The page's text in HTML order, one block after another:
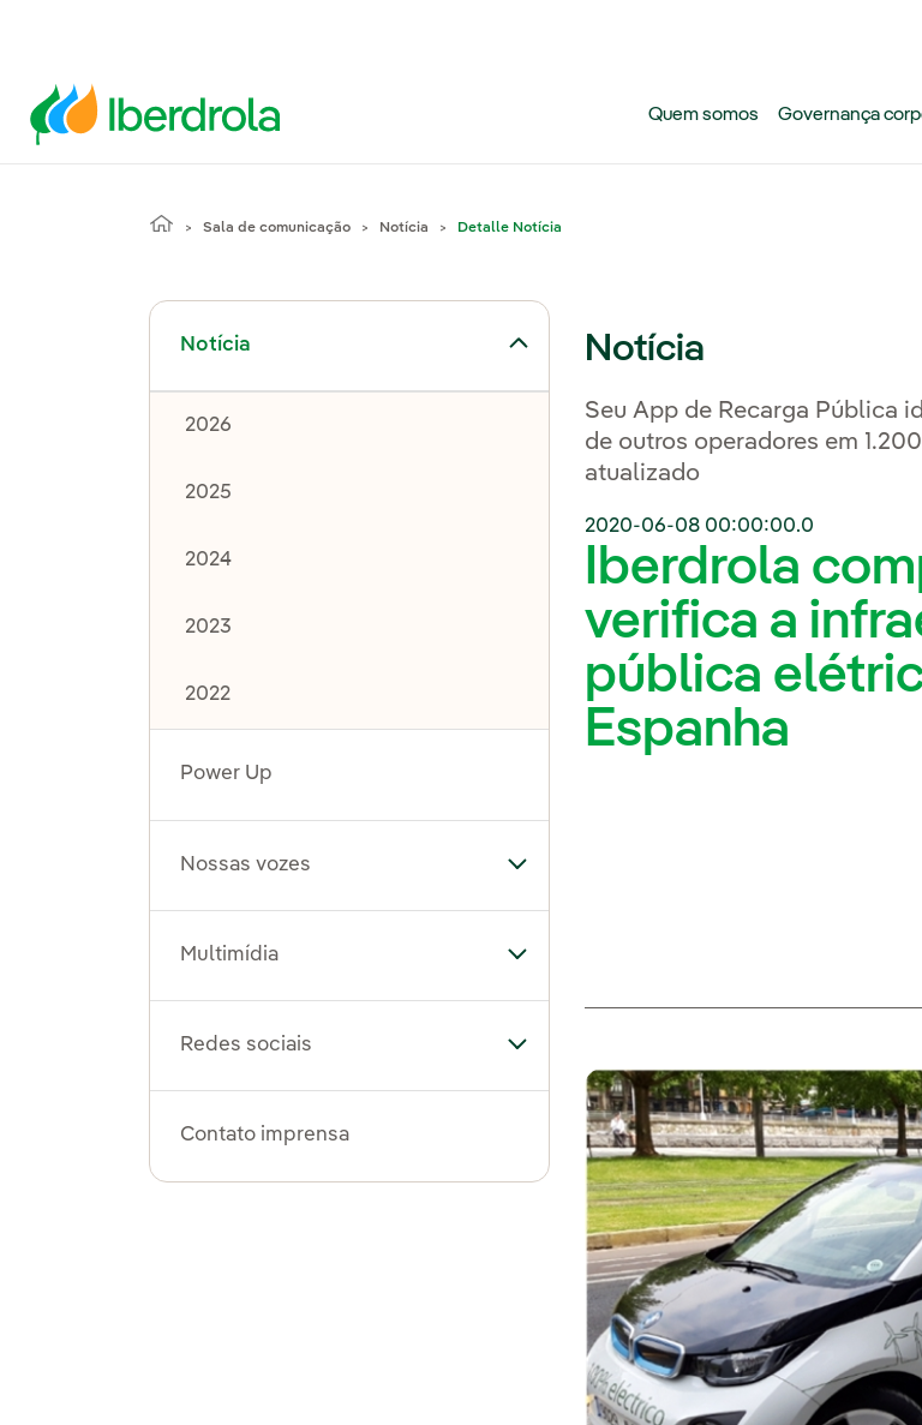
Quem somos Governança
Sala de comunicação Notícia Detalle Notícia
Notícia
Alternar submenu de Notícia
2026
2025
2024
2023
2022
Power Up
Nossas vozes Alternar submenu de Nossas vozes
Multimídia Alternar submenu de Multimídia
Redes sociais Alternar submenu de Redes sociais
Contato imprensa
Notícia
Seu App de Recarga Pública
de outros operadores em
atualizado
2020-06-08 00:00:00.0
Iberdrola
verifica a
pública
Espanha